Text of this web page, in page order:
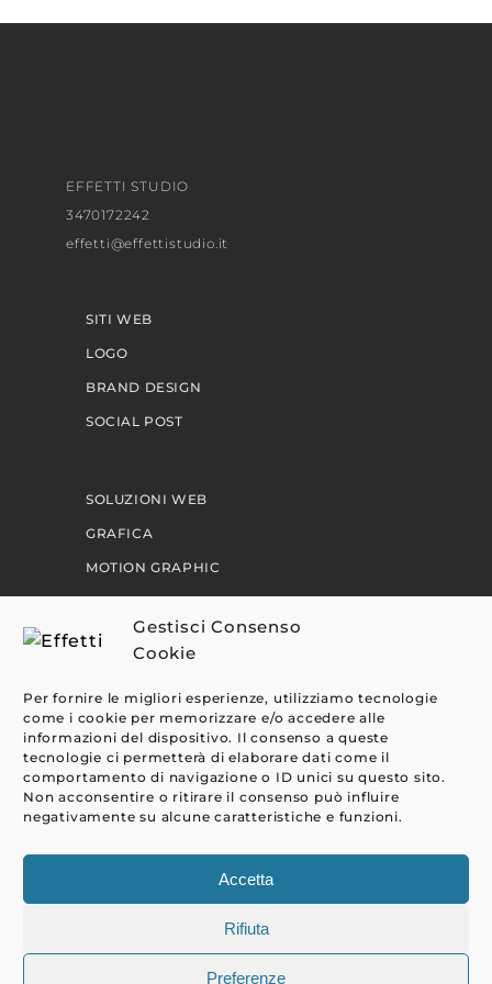
Gestisci Consenso
Cookie
Per fornire le migliori esperienze, utilizziamo tecnologie
come i cookie per memorizzare e/o accedere alle
informazioni del dispositivo. Il consenso a queste
tecnologie ci permetterà di elaborare dati come il
comportamento di navigazione o ID unici su questo sito.
Non acconsentire o ritirare il consenso può influire
negativamente su alcune caratteristiche e funzioni.
Accetta
Rifiuta
Preferenze
EFFETTI STUDIO
3470172242
effetti@effettistudio.it
SITI WEB
LOGO
BRAND DESIGN
SOCIAL POST
SOLUZIONI WEB
GRAFICA
MOTION GRAPHIC
PERCORSI
CLIENTI
BLOG
CONTATTI